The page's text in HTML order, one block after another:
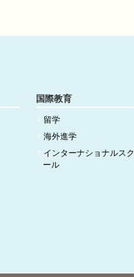
国際教育
留学
海外進学
インターナショナルスク
ール